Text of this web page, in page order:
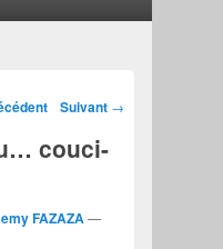
des articles
Suivant →
couci-
FAZAZA—